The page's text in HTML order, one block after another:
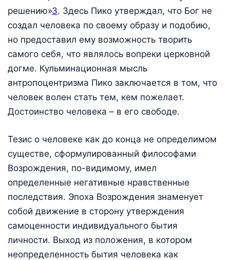
решению»3. Здесь Пико утверждал, что Бог не
создал человека по своему образу и подобию,
но предоставил ему возможность творить
самого себя, что являлось вопреки церковной
догме. Кульминационная мысль
антропоцентризма Пико заключается в том, что
человек волен стать тем, кем пожелает.
Достоинство человека – в его свободе.
Тезис о человеке как до конца не определимом
существе, сформулированный философами
Возрождения, по-видимому, имел
определенные негативные нравственные
последствия. Эпоха Возрождения знаменует
собой движение в сторону утверждения
самоценности индивидуального бытия
личности. Выход из положения, в котором
неопределенность бытия человека как